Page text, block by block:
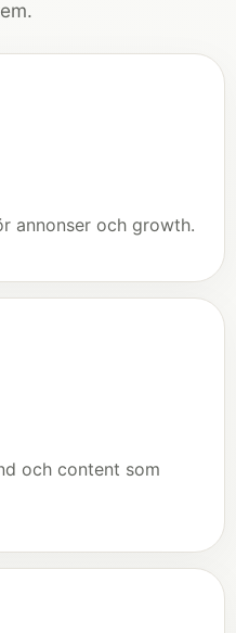
annonser och growth.
och content som